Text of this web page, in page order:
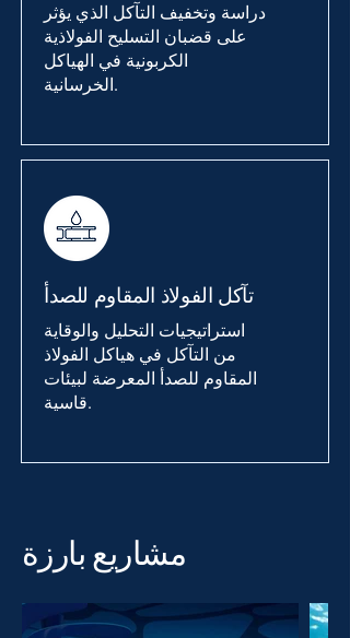
دراسة وتخفيف التآكل الذي يؤثر
على قضبان التسليح الفولاذية
الكربونية في الهياكل
الخرسانية.
تآكل الفولاذ المقاوم للصدأ
استراتيجيات التحليل والوقاية
من التآكل في هياكل الفولاذ
المقاوم للصدأ المعرضة لبيئات
قاسية.
مشاريع بارزة